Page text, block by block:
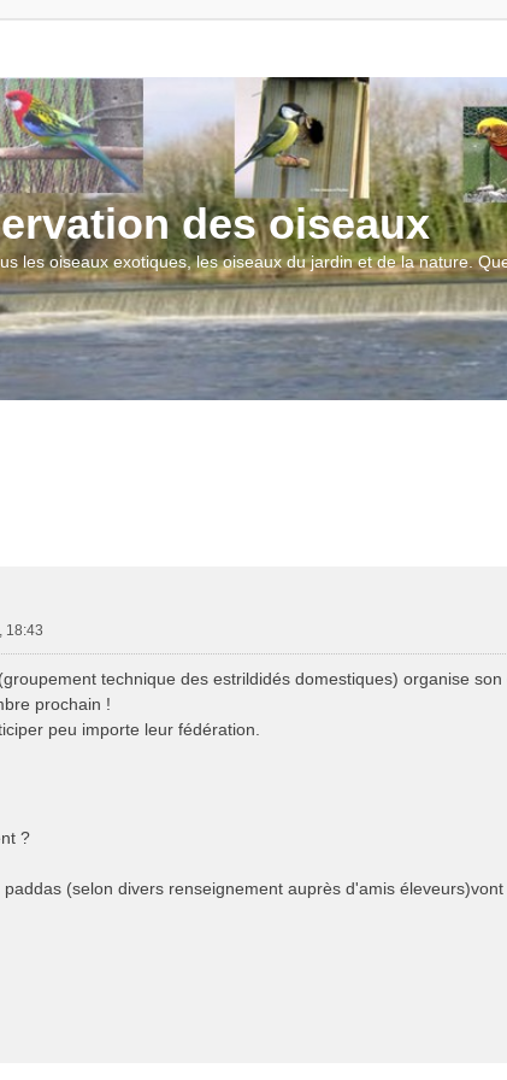
des oiseaux
les oiseaux exotiques, les oiseaux du jardin et de la nature.
18:43
technique des estrildidés domestiques) organise
prochain !
peu importe leur fédération.
?
(selon divers renseignement auprès d'amis